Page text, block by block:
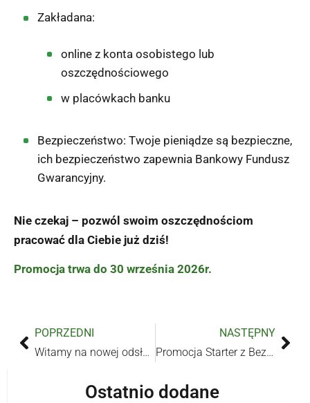
Zakładana:
online z konta osobistego lub
oszczędnościowego
w placówkach banku
Bezpieczeństwo: Twoje pieniądze są bezpieczne,
ich bezpieczeństwo zapewnia Bankowy Fundusz
Gwarancyjny.
Nie czekaj – pozwól swoim oszczędnościom
pracować dla Ciebie już dziś!
Promocja trwa do 30 września 2026r.
POPRZEDNI
Witamy na nowej odsłonie naszej strony internetowej.
NASTĘPNY
Promocja Starter z Bez limitu i 9900 GB przez rok w Orange na kartę
Ostatnio dodane